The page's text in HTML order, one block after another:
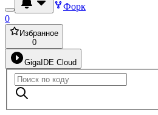
Форк
0
Избранное
0
GigaIDE Cloud